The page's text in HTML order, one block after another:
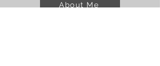
About Me